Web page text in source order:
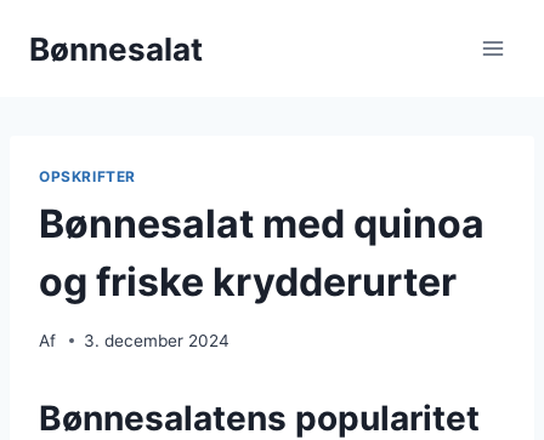
Bønnesalat
OPSKRIFTER
Bønnesalat med quinoa
og friske krydderurter
Af 3. december 2024
Bønnesalatens popularitet